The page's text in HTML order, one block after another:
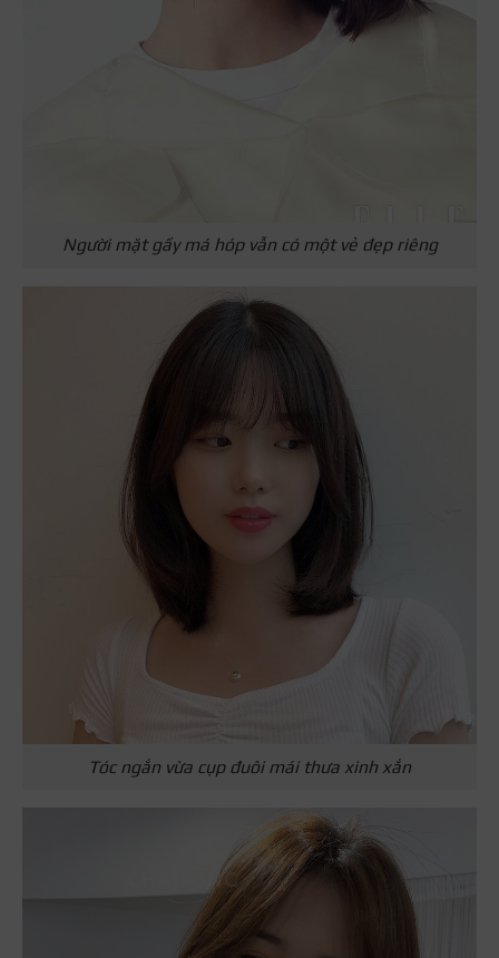
Người mặt gầy má hóp vẫn có một vẻ đẹp riêng
Tóc ngắn vừa cụp đuôi mái thưa xinh xắn